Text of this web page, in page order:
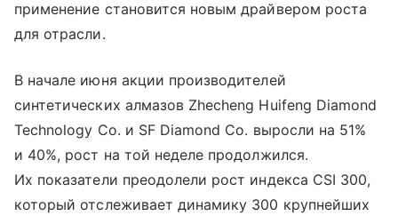
применение становится новым драйвером роста
для отрасли.
В начале июня акции производителей
синтетических алмазов Zhecheng Huifeng Diamond
Technology Co. и SF Diamond Co. выросли на 51%
и 40%, рост на той неделе продолжился.
Их показатели преодолели рост индекса CSI 300,
который отслеживает динамику 300 крупнейших